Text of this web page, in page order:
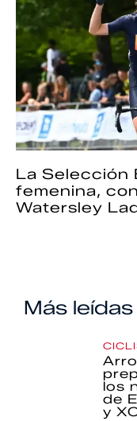
La Selección
femenina,
Watersley
Más leídas
los
de
y